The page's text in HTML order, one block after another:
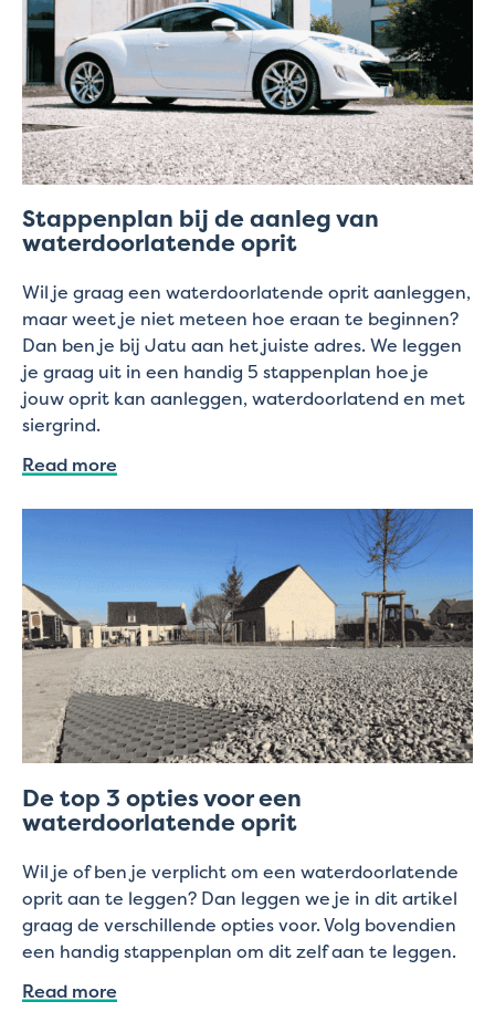
Stappenplan bij de aanleg van
waterdoorlatende oprit
Wil je graag een waterdoorlatende oprit aanleggen,
maar weet je niet meteen hoe eraan te beginnen?
Dan ben je bij Jatu aan het juiste adres. We leggen
je graag uit in een handig 5 stappenplan hoe je
jouw oprit kan aanleggen, waterdoorlatend en met
siergrind.
Read more
De top 3 opties voor een
waterdoorlatende oprit
Wil je of ben je verplicht om een waterdoorlatende
oprit aan te leggen? Dan leggen we je in dit artikel
graag de verschillende opties voor. Volg bovendien
een handig stappenplan om dit zelf aan te leggen.
Read more